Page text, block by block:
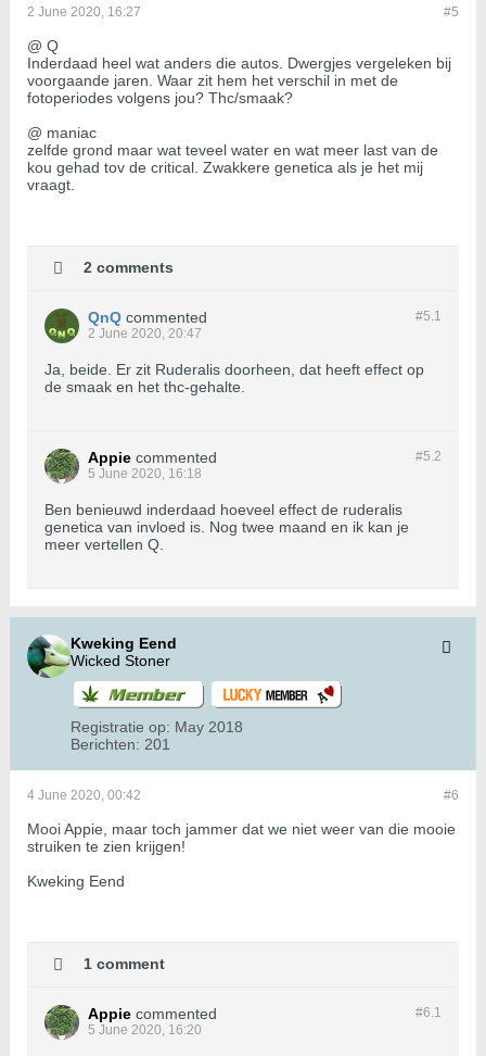
#5
2 June 2020, 16:27
@ Q
Inderdaad heel wat anders die autos. Dwergjes vergeleken bij
voorgaande jaren. Waar zit hem het verschil in met de
fotoperiodes volgens jou? Thc/smaak?
@ maniac
zelfde grond maar wat teveel water en wat meer last van de
kou gehad tov de critical. Zwakkere genetica als je het mij
vraagt.
2 comments
#5.1
QnQ commented
2 June 2020, 20:47
Ja, beide. Er zit Ruderalis doorheen, dat heeft effect op
de smaak en het thc-gehalte.
#5.2
Appie commented
5 June 2020, 16:18
Ben benieuwd inderdaad hoeveel effect de ruderalis
genetica van invloed is. Nog twee maand en ik kan je
meer vertellen Q.
Kweking Eend
Wicked Stoner
Registratie op: May 2018
Berichten: 201
#6
4 June 2020, 00:42
Mooi Appie, maar toch jammer dat we niet weer van die mooie
struiken te zien krijgen!
Kweking Eend
1 comment
#6.1
Appie commented
5 June 2020, 16:20